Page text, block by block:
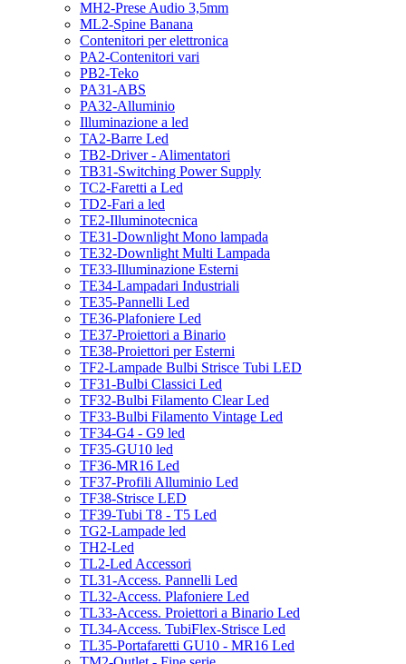
MH2-Prese Audio 3,5mm
ML2-Spine Banana
Contenitori per elettronica
PA2-Contenitori vari
PB2-Teko
PA31-ABS
PA32-Alluminio
Illuminazione a led
TA2-Barre Led
TB2-Driver - Alimentatori
TB31-Switching Power Supply
TC2-Faretti a Led
TD2-Fari a led
TE2-Illuminotecnica
TE31-Downlight Mono lampada
TE32-Downlight Multi Lampada
TE33-Illuminazione Esterni
TE34-Lampadari Industriali
TE35-Pannelli Led
TE36-Plafoniere Led
TE37-Proiettori a Binario
TE38-Proiettori per Esterni
TF2-Lampade Bulbi Strisce Tubi LED
TF31-Bulbi Classici Led
TF32-Bulbi Filamento Clear Led
TF33-Bulbi Filamento Vintage Led
TF34-G4 - G9 led
TF35-GU10 led
TF36-MR16 Led
TF37-Profili Alluminio Led
TF38-Strisce LED
TF39-Tubi T8 - T5 Led
TG2-Lampade led
TH2-Led
TL2-Led Accessori
TL31-Access. Pannelli Led
TL32-Access. Plafoniere Led
TL33-Access. Proiettori a Binario Led
TL34-Access. TubiFlex-Strisce Led
TL35-Portafaretti GU10 - MR16 Led